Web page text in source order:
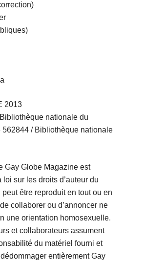
2013
nationale du
562844 / Bibliothèque nationale
Gay Globe Magazine est
loi sur les droits d’auteur du
être reproduit en tout ou en
collaborer ou d’annoncer ne
une orientation homosexuelle.
et collaborateurs assument
du matériel fourni et
entièrement Gay